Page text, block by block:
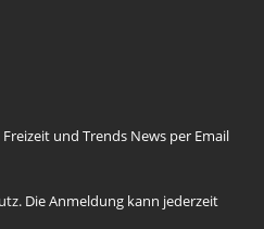
und Trends News per Email
. Die Anmeldung kann jederzeit